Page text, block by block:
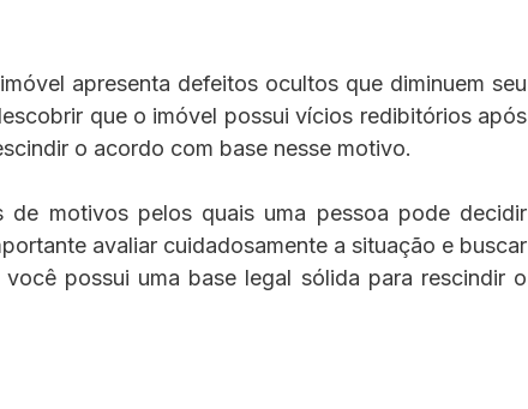
apresenta defeitos ocultos que diminuem seu
que o imóvel possui vícios redibitórios após
o acordo com base nesse motivo.
de motivos pelos quais uma pessoa pode decidir
avaliar cuidadosamente a situação e buscar
possui uma base legal sólida para rescindir o